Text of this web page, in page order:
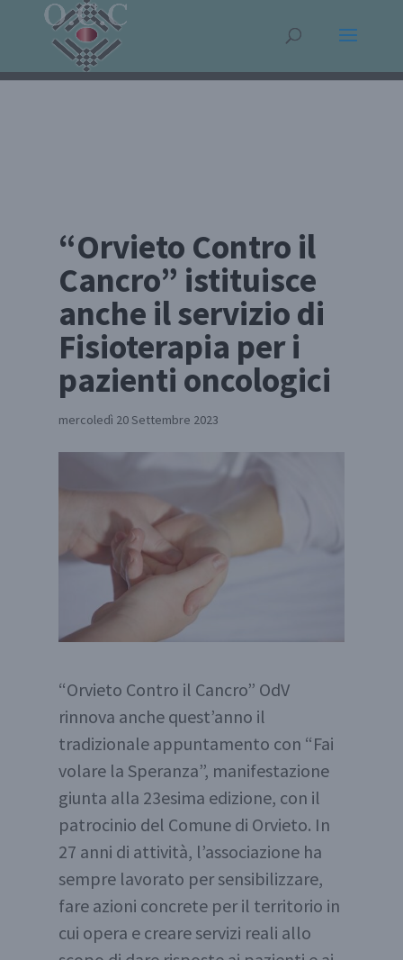
“Orvieto Contro il
Cancro” istituisce
anche il servizio di
Fisioterapia per i
pazienti oncologici
mercoledì 20 Settembre 2023
“Orvieto Contro il Cancro” OdV
rinnova anche quest’anno il
tradizionale appuntamento con “Fai
volare la Speranza”, manifestazione
giunta alla 23esima edizione, con il
patrocinio del Comune di Orvieto. In
27 anni di attività, l’associazione ha
sempre lavorato per sensibilizzare,
fare azioni concrete per il territorio in
cui opera e creare servizi reali allo